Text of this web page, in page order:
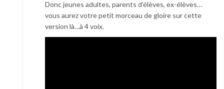
Donc jeunes adultes, parents d’élèves, ex-élèves…
vous aurez votre petit morceau de gloire sur cette
version là…à 4 voix.